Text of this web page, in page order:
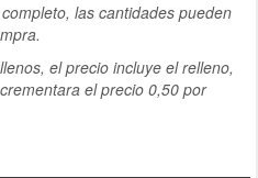
las cantidades pueden
el precio incluye el relleno,
el precio 0,50 por